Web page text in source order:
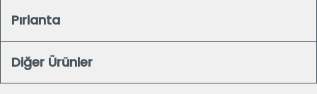
Pırlanta
Diğer Ürünler